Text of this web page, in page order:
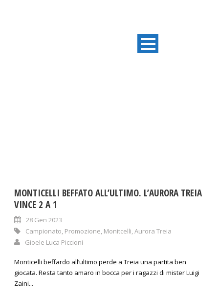
MONTICELLI BEFFATO ALL’ULTIMO. L’AURORA TREIA
VINCE 2 A 1
28 Gen 2023
Campionato, Promozione, Monitcelli,Aurora Treia
Gioele Luca Piccioni
Monticelli beffardo all’ultimo perde a Treia una partita ben
giocata. Resta tanto amaro in bocca per i ragazzi di mister Luigi
Zaini...